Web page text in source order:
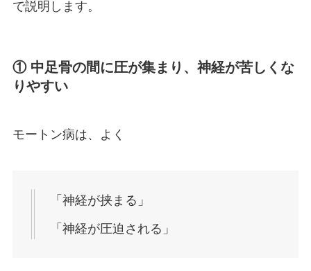
で説明します。
① 中足骨の間に圧が集まり、神経が苦しくな
りやすい
モートン病は、よく
「神経が挟まる」
「神経が圧迫される」